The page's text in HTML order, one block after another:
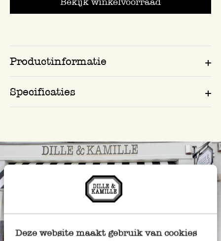
Deze website maakt gebruik van cookies
Productinformatie
Specificaties